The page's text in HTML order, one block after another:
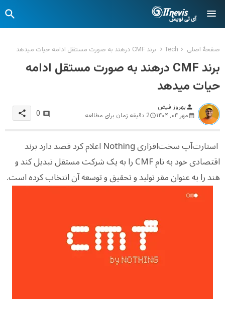
صفحهٔ اصلی Tech برند CMF درهند به صورت مستقل ادامه حیات میدهد
برند CMF درهند به صورت مستقل ادامه
حیات میدهد
person بهروز فیض
مهر ۰۴, ۱۴۰۴
2 دقیقه زمان برای مطالعه 0
share
استارت‌آپ سخت‌افزاری Nothing اعلام کرد قصد دارد برند
اقتصادی خود به نام CMF را به یک شرکت مستقل تبدیل کند و
هند را به عنوان مقر تولید و تحقیق و توسعه آن انتخاب کرده است.